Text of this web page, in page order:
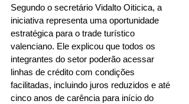
Segundo o secretário Vidalto Oiticica, a
iniciativa representa uma oportunidade
estratégica para o trade turístico
valenciano. Ele explicou que todos os
integrantes do setor poderão acessar
linhas de crédito com condições
facilitadas, incluindo juros reduzidos e até
cinco anos de carência para início do